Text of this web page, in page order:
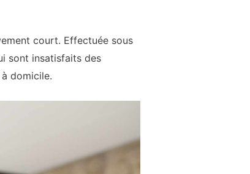
court. Effectuée sous
sont insatisfaits des
domicile.